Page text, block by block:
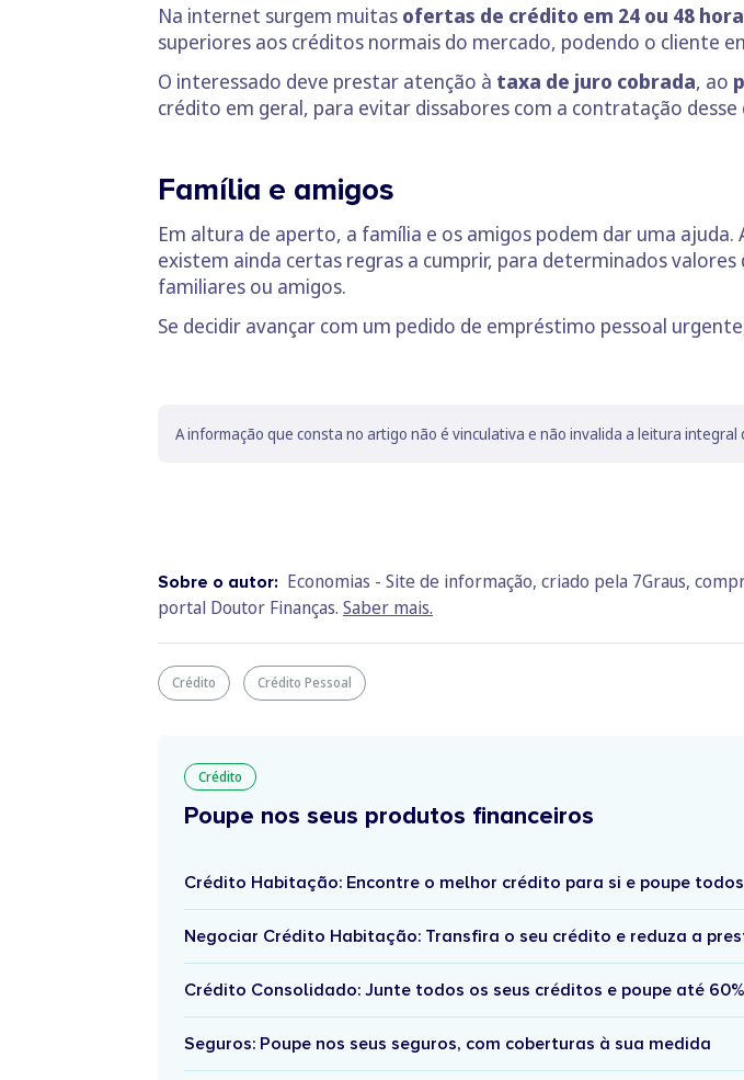
Na internet surgem muitas ofertas de crédito em 24 ou 48
superiores aos créditos normais do mercado, podendo o cliente
O interessado deve prestar atenção à taxa de juro cobrada, ao
crédito em geral, para evitar dissabores com a contratação desse
Família e amigos
Em altura de aperto, a família e os amigos podem dar uma
existem ainda certas regras a cumprir, para determinados
familiares ou amigos.
Se decidir avançar com um pedido de empréstimo pessoal
A informação que consta no artigo não é vinculativa e não invalida a leitura
Sobre o autor: Economias - Site de informação, criado pela 7Graus,
portal Doutor Finanças. Saber mais.
Crédito Crédito Pessoal
Crédito
Poupe nos seus produtos financeiros
Crédito Habitação: Encontre o melhor crédito para si e poupe
Negociar Crédito Habitação: Transfira o seu crédito e reduza a
Crédito Consolidado: Junte todos os seus créditos e poupe até 60%
Seguros: Poupe nos seus seguros, com coberturas à sua medida